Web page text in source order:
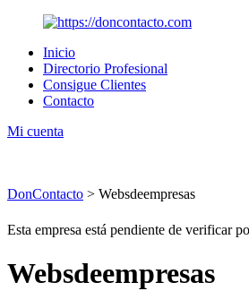
Inicio
Directorio Profesional
Consigue Clientes
Contacto
Mi cuenta
DonContacto > Websdeempresas
Esta empresa está pendiente de verificar
Websdeempresas